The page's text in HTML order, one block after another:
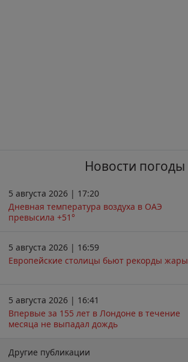
Новости погоды
5 августа 2026 | 17:20
Дневная температура воздуха в ОАЭ
превысила +51°
5 августа 2026 | 16:59
Европейские столицы бьют рекорды жары
5 августа 2026 | 16:41
Впервые за 155 лет в Лондоне в течение
месяца не выпадал дождь
Другие публикации